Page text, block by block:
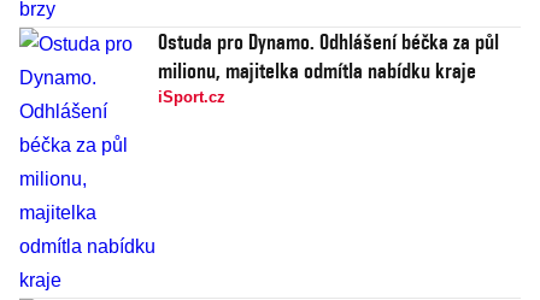
Ostuda pro Dynamo. Odhlášení béčka za půl
milionu, majitelka odmítla nabídku kraje
iSport.cz